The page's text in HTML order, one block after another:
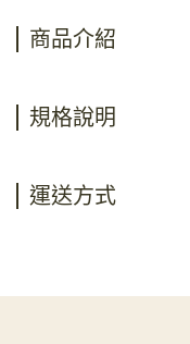
商品介紹
規格說明
運送方式